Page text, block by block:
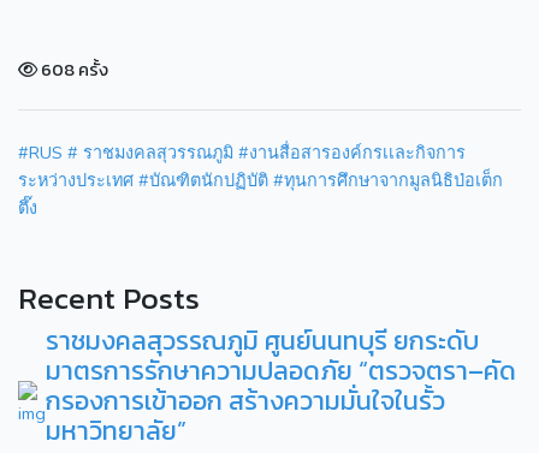
608 ครั้ง
#RUS # ราชมงคลสุวรรณภูมิ #งานสื่อสารองค์กรเเละกิจการ
ระหว่างประเทศ #บัณฑิตนักปฏิบัติ #ทุนการศึกษาจากมูลนิธิป่อเต็ก
ตึ๊ง
Recent Posts
ราชมงคลสุวรรณภูมิ ศูนย์นนทบุรี ยกระดับ
มาตรการรักษาความปลอดภัย “ตรวจตรา–คัด
กรองการเข้าออก สร้างความมั่นใจในรั้ว
มหาวิทยาลัย”